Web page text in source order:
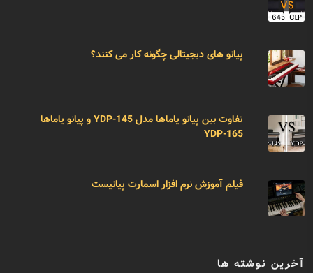
پیانو های دیجیتالی چگونه کار می کنند؟
تفاوت بین پیانو یاماها مدل YDP-145 و پیانو یاماها
YDP-165
فیلم آموزش نرم افزار اسمارت پیانیست
آخرین نوشته ها